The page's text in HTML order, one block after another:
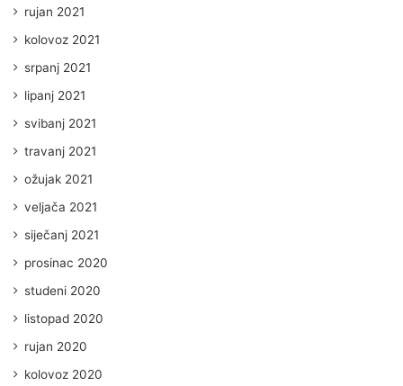
rujan 2021
kolovoz 2021
srpanj 2021
lipanj 2021
svibanj 2021
travanj 2021
ožujak 2021
veljača 2021
siječanj 2021
prosinac 2020
studeni 2020
listopad 2020
rujan 2020
kolovoz 2020